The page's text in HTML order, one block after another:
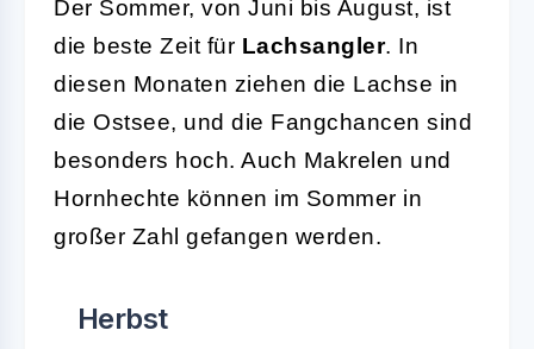
Der Sommer, von Juni bis August, ist
die beste Zeit für Lachsangler. In
diesen Monaten ziehen die Lachse in
die Ostsee, und die Fangchancen sind
besonders hoch. Auch Makrelen und
Hornhechte können im Sommer in
großer Zahl gefangen werden.
Herbst